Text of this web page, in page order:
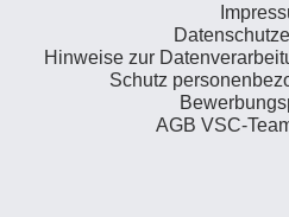
Hinweise zur
Schutz
AGB VSC-